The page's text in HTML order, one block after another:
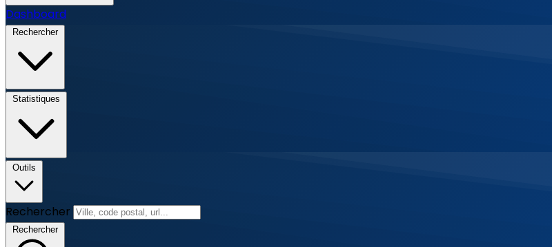
Dashboard
Rechercher
Statistiques
Outils
Rechercher
Rechercher